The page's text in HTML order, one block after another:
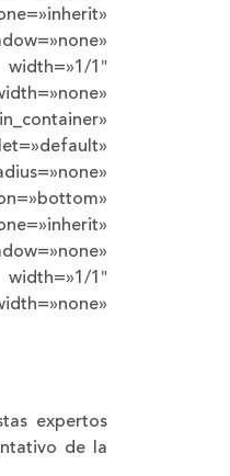
1″
1″
expertos
de la